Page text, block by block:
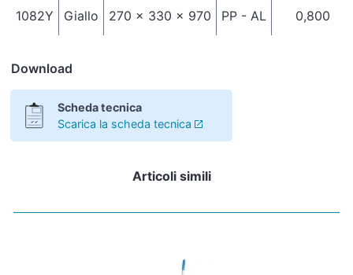
1082Y Giallo 270 x 330 x 970 PP - AL 0,800
Download
Scheda tecnica
Scarica la scheda tecnica
Articoli simili